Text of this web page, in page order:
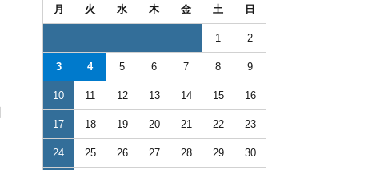
月 火 水 木 金 土 日
1 2
3 4 5 6 7 8 9
10 11 12 13 14 15 16
17 18 19 20 21 22 23
24 25 26 27 28 29 30